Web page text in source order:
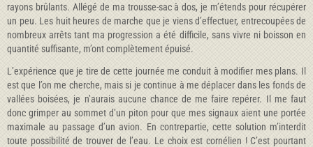
rayons brûlants. Allégé de ma trousse-sac à dos, je m’étends pour récupérer
un peu. Les huit heures de marche que je viens d’effectuer, entrecoupées de
nombreux arrêts tant ma progression a été difficile, sans vivre ni boisson en
quantité suffisante, m’ont complètement épuisé.
L’expérience que je tire de cette journée me conduit à modifier mes plans. Il
est que l’on me cherche, mais si je continue à me déplacer dans les fonds de
vallées boisées, je n’aurais aucune chance de me faire repérer. Il me faut
donc grimper au sommet d’un piton pour que mes signaux aient une portée
maximale au passage d’un avion. En contrepartie, cette solution m’interdit
toute possibilité de trouver de l’eau. Le choix est cornélien ! C’est pourtant